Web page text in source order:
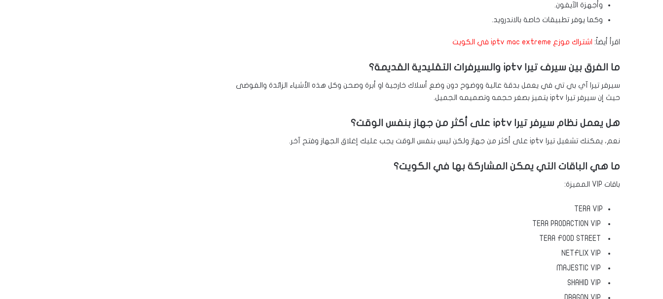
وأجهزة الآيفون.
وكما يوفر تطبيقات خاصة بالاندرويد.
اقرأ أيضاً: اشتراك موزع iptv mac extreme في الكويت
ما الفرق بين سيرف تيرا iptv والسيرفرات التقليدية القديمة؟
سيرفر تيرا آي بي تي في يعمل بدقة عالية ووضوح دون وضع أسلاك خارجية او أبرة وصحن وكل هذه الأشياء الزائدة والفوضى
حيث إن سيرفر تيرا iptv يتميز بصغر حجمه وتصميمه الجميل.
هل يعمل نظام سيرفر تيرا iptv على أكثر من جهاز بنفس الوقت؟
نعم، يمكنك تشغيل تيرا iptv على أكثر من جهاز ولكن ليس بنفس الوقت يجب عليك إغلاق الجهاز وفتح آخر.
ما هي الباقات التي يمكن المشاركة بها في الكويت؟
باقات VIP المميزة:
TERA VIP